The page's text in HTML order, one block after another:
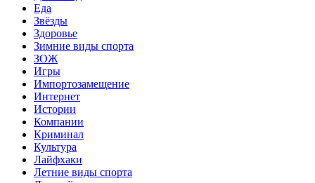
Еда
Звёзды
Здоровье
Зимние виды спорта
ЗОЖ
Игры
Импортозамещение
Интернет
Истории
Компании
Криминал
Культура
Лайфхаки
Летние виды спорта